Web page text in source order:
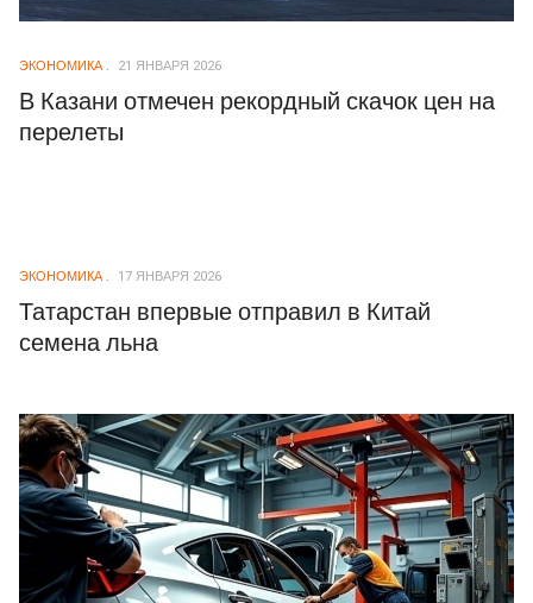
ЭКОНОМИКА 21 ЯНВАРЯ 2026
В Казани отмечен рекордный скачок цен на
перелеты
ЭКОНОМИКА 17 ЯНВАРЯ 2026
Татарстан впервые отправил в Китай
семена льна